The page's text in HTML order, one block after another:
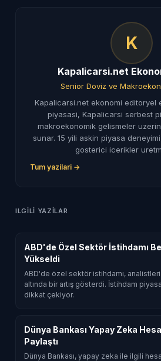
K
Kapalicarsi.net
Senior Doviz ve
Kapalicarsi.net ekonomi editoryel
piyasasi, Kapalicarsi serbest
makroekonomik gelismeler
sunar. 15 yili askin piyasa
gosterici icerikler
Tum yazilari →
ILGILI YAZILAR
ABD'de Özel Sektör İstihdamı
Yükseldi
ABD'de özel sektör istihdamı,
altında bir artış gösterdi. İstihdam
dikkat çekiyor.
Dünya Bankası Yapay Zeka
Paylaştı
Dünya Bankası, yapay zeka ile ilgili